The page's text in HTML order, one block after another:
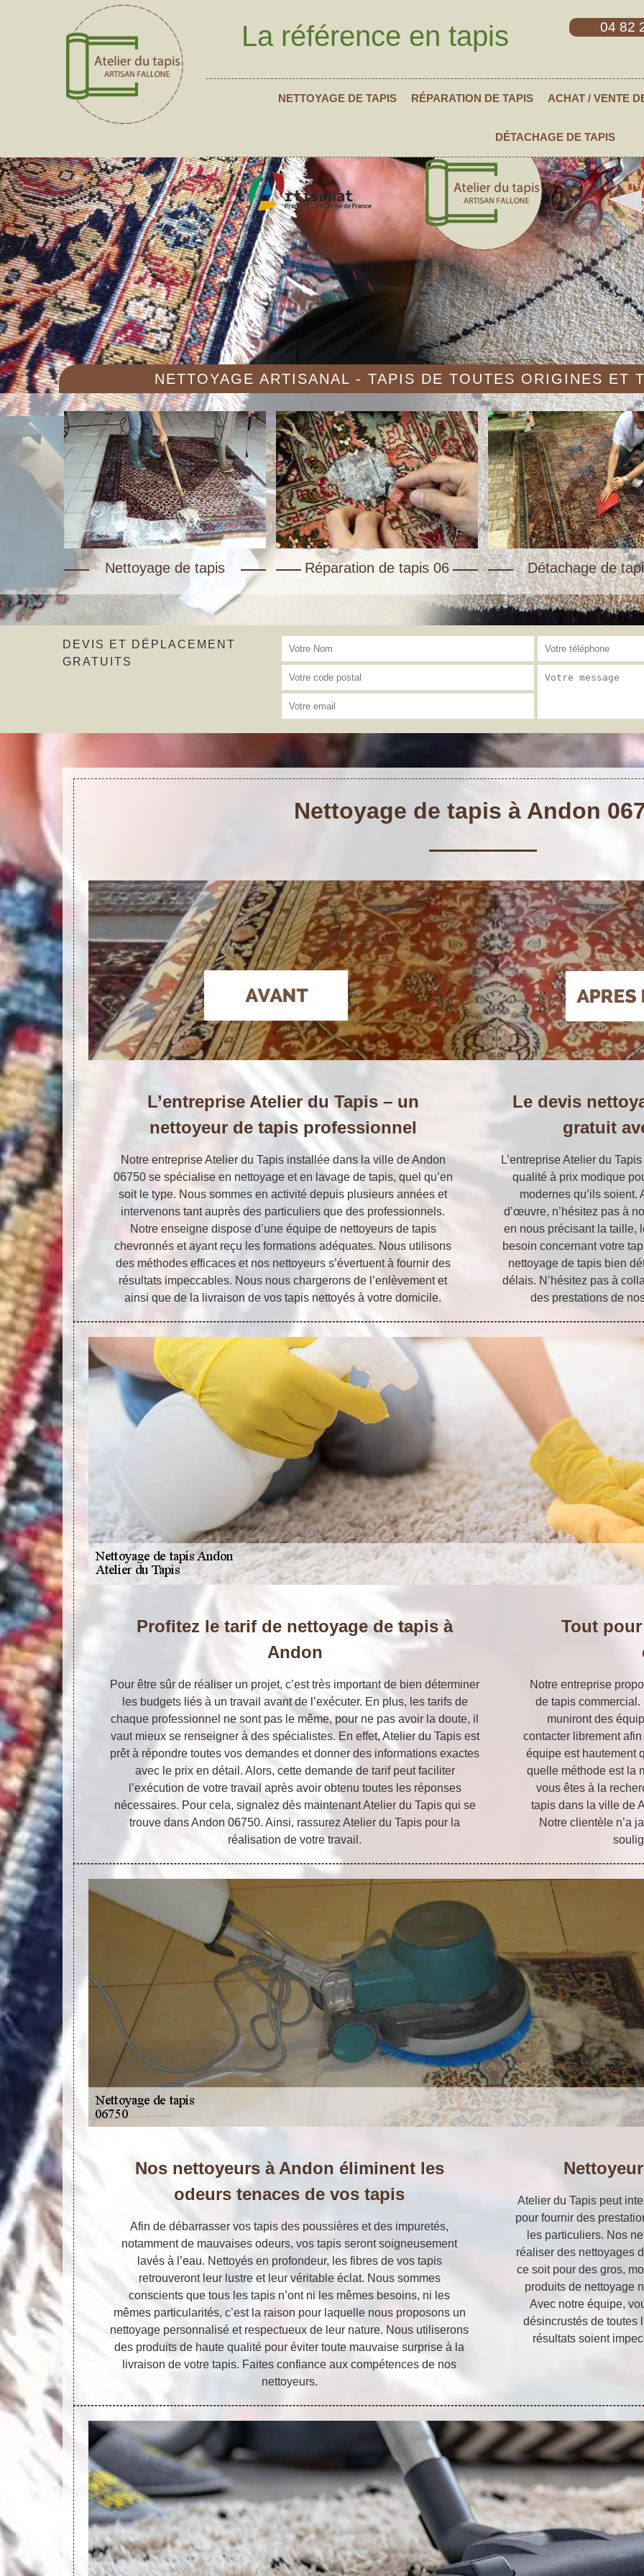
La référence en tapis 04 82
NETTOYAGE DE TAPIS RÉPARATION DE TAPIS ACHAT / VENTE
DÉTACHAGE DE TAPIS
NETTOYAGE ARTISANAL - TAPIS DE TOUTES ORIGINES ET
Nettoyage de tapis Réparation de tapis 06 Détachage de
DEVIS ET DÉPLACEMENT
GRATUITS
Nettoyage de tapis à Andon
L’entreprise Atelier du Tapis – un
nettoyeur de tapis professionnel
Notre entreprise Atelier du Tapis installée dans la ville de Andon
06750 se spécialise en nettoyage et en lavage de tapis, quel qu’en
soit le type. Nous sommes en activité depuis plusieurs années et
intervenons tant auprès des particuliers que des professionnels.
Notre enseigne dispose d’une équipe de nettoyeurs de tapis
chevronnés et ayant reçu les formations adéquates. Nous utilisons
des méthodes efficaces et nos nettoyeurs s’évertuent à fournir des
résultats impeccables. Nous nous chargerons de l’enlèvement et
ainsi que de la livraison de vos tapis nettoyés à votre domicile.
Le devis
gratuit
L’entreprise Atelier du
qualité à prix modique
modernes qu’ils
d’œuvre, n’hésitez pas à
en nous précisant la taille,
besoin concernant votre
nettoyage de tapis bien
délais. N’hésitez pas à
des prestations de
Profitez le tarif de nettoyage de tapis à
Andon
Pour être sûr de réaliser un projet, c’est très important de bien déterminer
les budgets liés à un travail avant de l’exécuter. En plus, les tarifs de
chaque professionnel ne sont pas le même, pour ne pas avoir la doute, il
vaut mieux se renseigner à des spécialistes. En effet, Atelier du Tapis est
prêt à répondre toutes vos demandes et donner des informations exactes
avec le prix en détail. Alors, cette demande de tarif peut faciliter
l’exécution de votre travail après avoir obtenu toutes les réponses
nécessaires. Pour cela, signalez dès maintenant Atelier du Tapis qui se
trouve dans Andon 06750. Ainsi, rassurez Atelier du Tapis pour la
réalisation de votre travail.
Tout
Notre entreprise
de tapis commercial.
muniront des
contacter librement
équipe est hautement
quelle méthode est la
vous êtes à la
tapis dans la ville de
Notre clientèle n’a
Nos nettoyeurs à Andon éliminent les
odeurs tenaces de vos tapis
Afin de débarrasser vos tapis des poussières et des impuretés,
notamment de mauvaises odeurs, vos tapis seront soigneusement
lavés à l’eau. Nettoyés en profondeur, les fibres de vos tapis
retrouveront leur lustre et leur véritable éclat. Nous sommes
conscients que tous les tapis n’ont ni les mêmes besoins, ni les
mêmes particularités, c’est la raison pour laquelle nous proposons un
nettoyage personnalisé et respectueux de leur nature. Nous utiliserons
des produits de haute qualité pour éviter toute mauvaise surprise à la
livraison de votre tapis. Faites confiance aux compétences de nos
nettoyeurs.
Atelier du Tapis peut
pour fournir des
les particuliers. Nos
réaliser des nettoyages
ce soit pour des gros,
produits de nettoyage
Avec notre équipe,
désincrustés de toutes
résultats soient